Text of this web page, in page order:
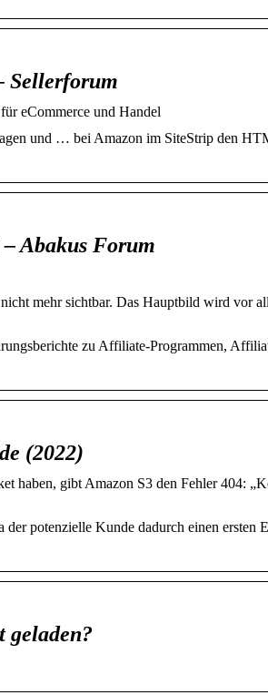
Sellerforum
eCommerce und Handel
und … bei Amazon im SiteStrip den
Abakus Forum
mehr sichtbar. Das Hauptbild wird vor
zu Affiliate-Programmen,
(2022)
gibt Amazon S3 den Fehler 404:
potenzielle Kunde dadurch einen ersten
geladen?